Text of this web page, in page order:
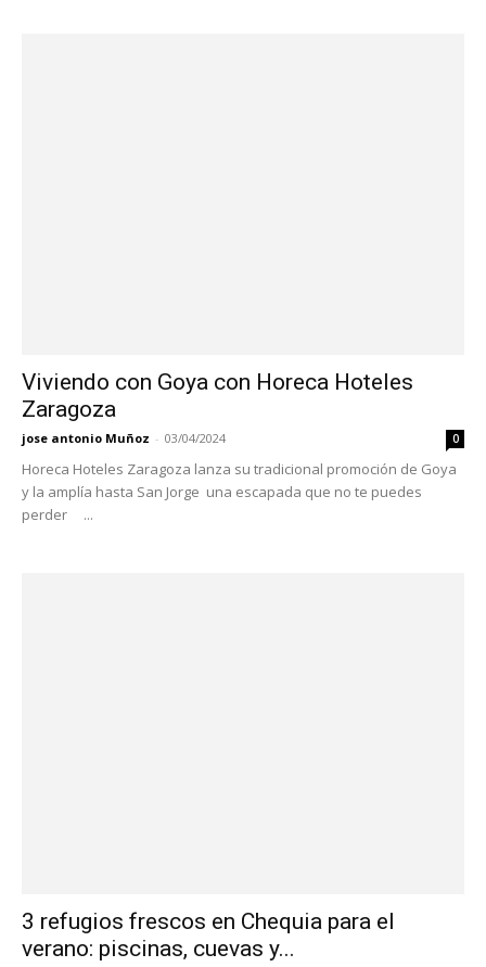
Viviendo con Goya con Horeca Hoteles
Zaragoza
jose antonio Muñoz - 03/04/2024 0
Horeca Hoteles Zaragoza lanza su tradicional promoción de Goya
y la amplía hasta San Jorge una escapada que no te puedes
perder ...
3 refugios frescos en Chequia para el
verano: piscinas, cuevas y...